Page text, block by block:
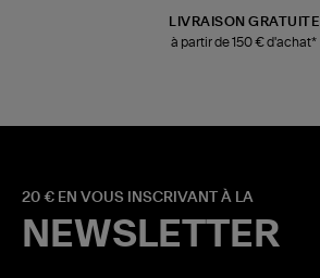
LIVRAISON GRATUITE
à partir de 150 € d'achat*
20 € EN VOUS INSCRIVANT À LA
NEWSLETTER